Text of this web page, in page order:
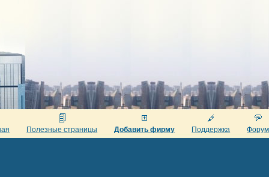
Полезные страницы Добавить фирму Поддержка Форум